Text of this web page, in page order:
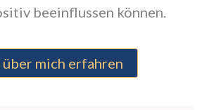
beeinflussen können.
mich erfahren